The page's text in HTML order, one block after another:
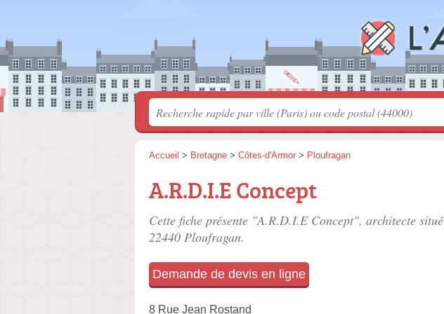
Accueil > Bretagne > Côtes-d'Armor > Ploufragan
A.R.D.I.E Concept
Cette fiche présente "A.R.D.I.E Concept", architecte situé
22440 Ploufragan.
Demande de devis en ligne
8 Rue Jean Rostand